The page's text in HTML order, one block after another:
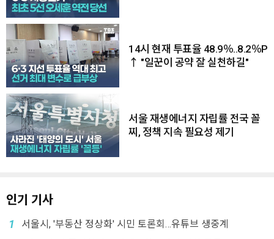
14시 현재 투표율 48.9％..8.2％P
↑ "일꾼이 공약 잘 실천하길"
서울 재생에너지 자립률 전국 꼴
찌, 정책 지속 필요성 제기
인기 기사
1 서울시, '부동산 정상화' 시민 토론회…유튜브 생중계